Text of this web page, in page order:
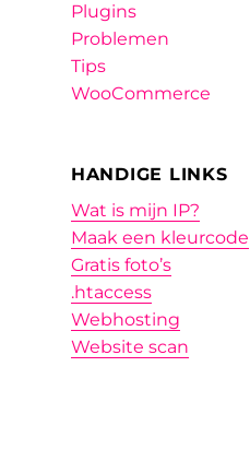
Plugins
Problemen
Tips
WooCommerce
HANDIGE LINKS
Wat is mijn IP?
Maak een kleurcode
Gratis foto’s
.htaccess
Webhosting
Website scan